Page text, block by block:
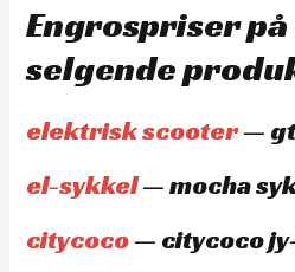
Engrospriser
selgende
elektrisk scooter—
el-sykkel— mocha
citycoco— citycoco